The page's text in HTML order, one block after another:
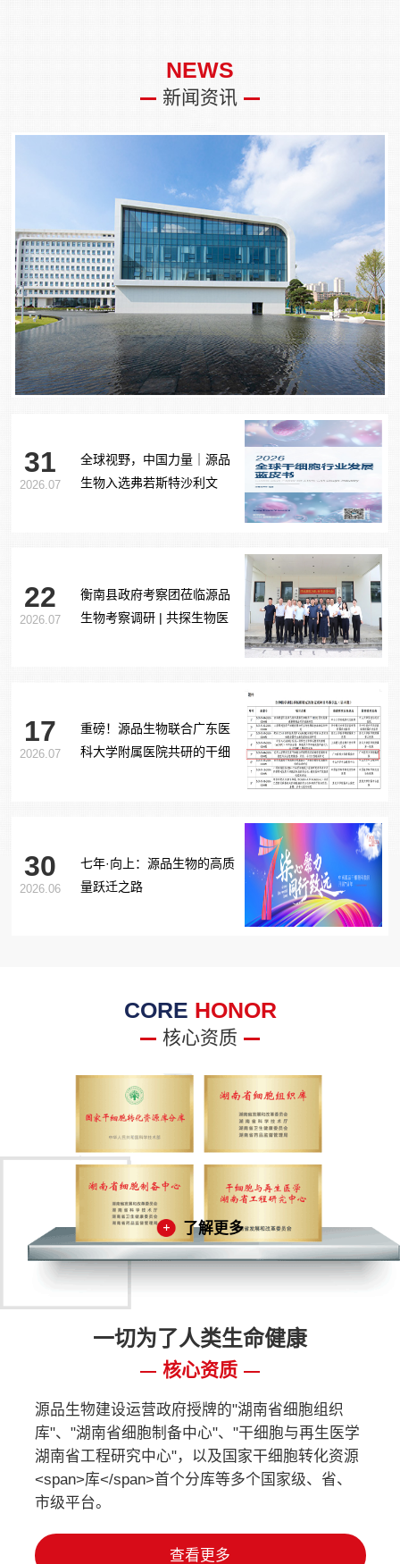
NEWS
新闻资讯
31
2026.07
全球视野，中国力量｜源品
生物入选弗若斯特沙利文
22
2026.07
衡南县政府考察团莅临源品
生物考察调研 | 共探生物医
17
2026.07
重磅！源品生物联合广东医
科大学附属医院共研的干细
30
2026.06
七年·向上：源品生物的高质
量跃迁之路
CORE HONOR
核心资质
了解更多
一切为了人类生命健康
核心资质
源品生物建设运营政府授牌的"湖南省细胞组织
库"、"湖南省细胞制备中心"、"干细胞与再生医学
湖南省工程研究中心"，以及国家干细胞转化资源
<span>库</span>首个分库等多个国家级、省、
市级平台。
查看更多